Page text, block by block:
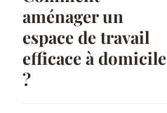
aménager un
espace de travail
efficace à domicile
?